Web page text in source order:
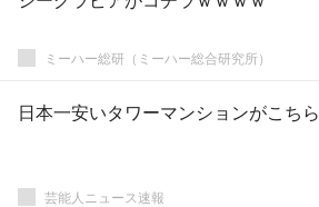
ミーハー総研（ミーハー総合研究所）
日本一安いタワーマンションがこちら
芸能人ニュース速報